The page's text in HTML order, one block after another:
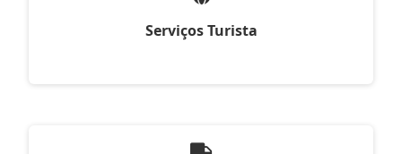
Serviços Turista